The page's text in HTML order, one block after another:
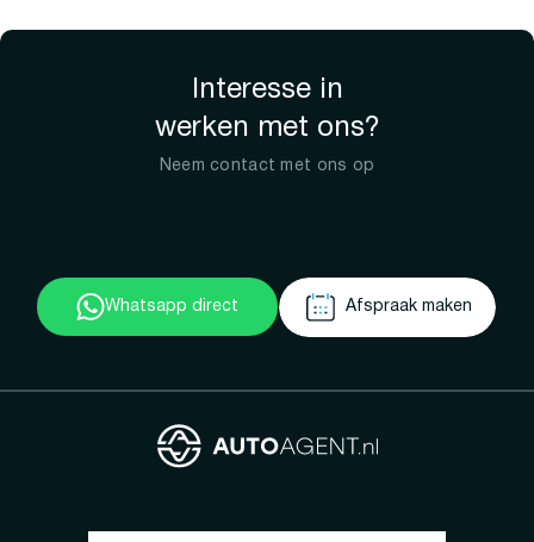
Interesse in
werken met ons?
Neem contact met ons op
Whatsapp direct Afspraak maken